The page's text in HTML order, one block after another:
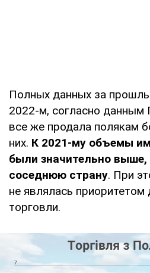
Полных данных за
2022-м, согласно данным
все же продала полякам
них. К 2021-му объемы
были значительно выше,
соседнюю страну. При
не являлась приоритетом
торговли.